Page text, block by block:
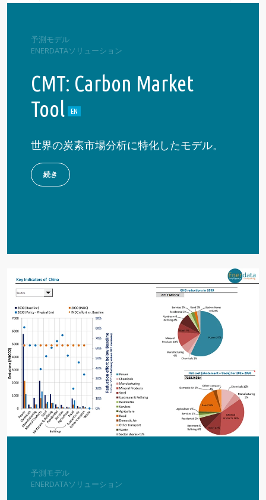
予測モデル
ENERDATAソリューション
CMT: Carbon Market
Tool
世界の炭素市場分析に特化したモデル。
続き
予測モデル
ENERDATAソリューション